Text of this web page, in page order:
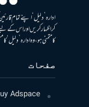
ادارہ ’دلیل‘ اپنے تمام
کر اظہار کریں اور اس کے
کا متمنی ہو، وہ ادارہ
صفحات
Adspace